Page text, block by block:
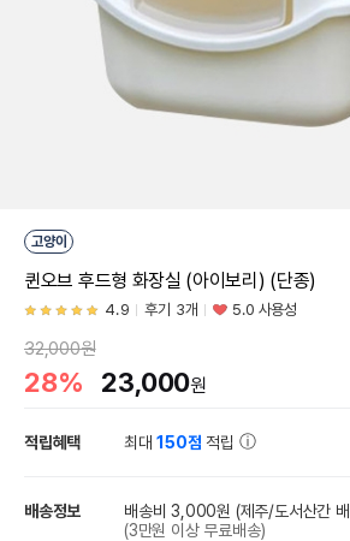
고양이
퀸오브 후드형 화장실 (아이보리) (단종)
4.9 후기 3개 5.0 사용성
32,000원
28% 23,000원
적립혜택 최대150점 적립
배송정보 배송비 3,000원 (제주/도서산간
(3만원 이상 무료배송)